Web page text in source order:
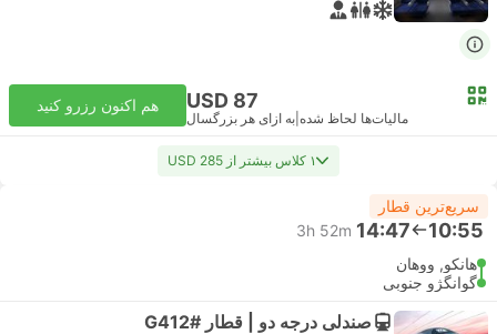
USD 87
مالیات‌ها لحاظ شده به ازای هر بزرگسال
هم اکنون رزرو کنید
۱ کلاس بیشتر از USD 285
سریع‌ترین قطار
10:55
14:47
3h 52m
هانکو, ووهان
گوانگژو جنوبی
صندلی درجه دو | قطار #G412